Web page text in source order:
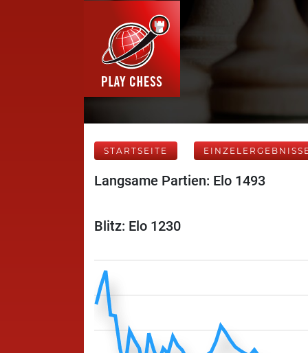
STARTSEITE
Langsame Partien: Elo 1493
Blitz: Elo 1230